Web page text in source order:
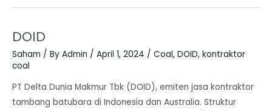
DOID
Saham / By Admin / April 1, 2024 / Coal, DOID, kontraktor
coal
PT Delta Dunia Makmur Tbk (DOID), emiten jasa kontraktor
tambang batubara di Indonesia dan Australia. Struktur